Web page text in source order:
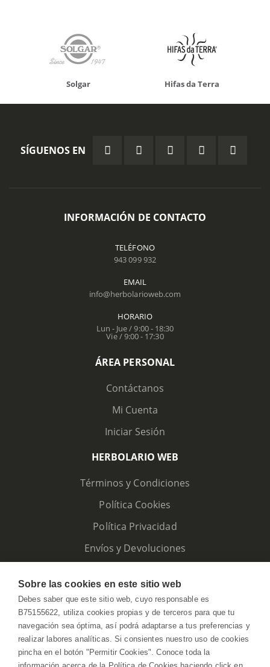
Solgar Hifas da Terra
SÍGUENOS EN
INFORMACIÓN DE CONTACTO
TELÉFONO
943 099 932
EMAIL
info@herbolarioweb.com
HORARIO
Lun - Jue / 9:00 - 18:30
Vie / 9:00 - 17:30
ÁREA PERSONAL
Contáctanos
Mi Cuenta
Iniciar Sesión
HERBOLARIO WEB
Términos y Condiciones
Política Cookies
Política Privacidad
Envíos y Devoluciones
Sobre las cookies en este sitio web
Debes saber que este sitio web, cuyo responsable es
B75155622, utiliza cookies propias y de terceros para que tu
navegación sea óptima, así podrá adaptarse a tus preferencias y
realizar labores analíticas. Si consientes nuestro uso de cookies
pincha en el botón "Permitir Cookies". Conoce toda la